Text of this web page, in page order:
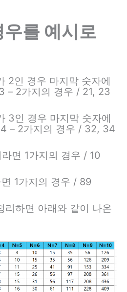
를 예시로
2인 경우 마지막 숫자에
– 2가지의 경우 / 21, 23
3인 경우 마지막 숫자에
– 2가지의 경우 / 32, 34
면 1가지의 경우 / 10
1가지의 경우 / 89
리하면 아래와 같이 나온